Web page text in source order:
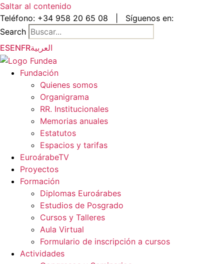
Saltar al contenido
Teléfono: +34 958 20 65 08
Síguenos en:
Search
ESENFRالعربية
Fundación
Quienes somos
Organigrama
RR. Institucionales
Memorias anuales
Estatutos
Espacios y tarifas
EuroárabeTV
Proyectos
Formación
Diplomas Euroárabes
Estudios de Posgrado
Cursos y Talleres
Aula Virtual
Formulario de inscripción a cursos
Actividades